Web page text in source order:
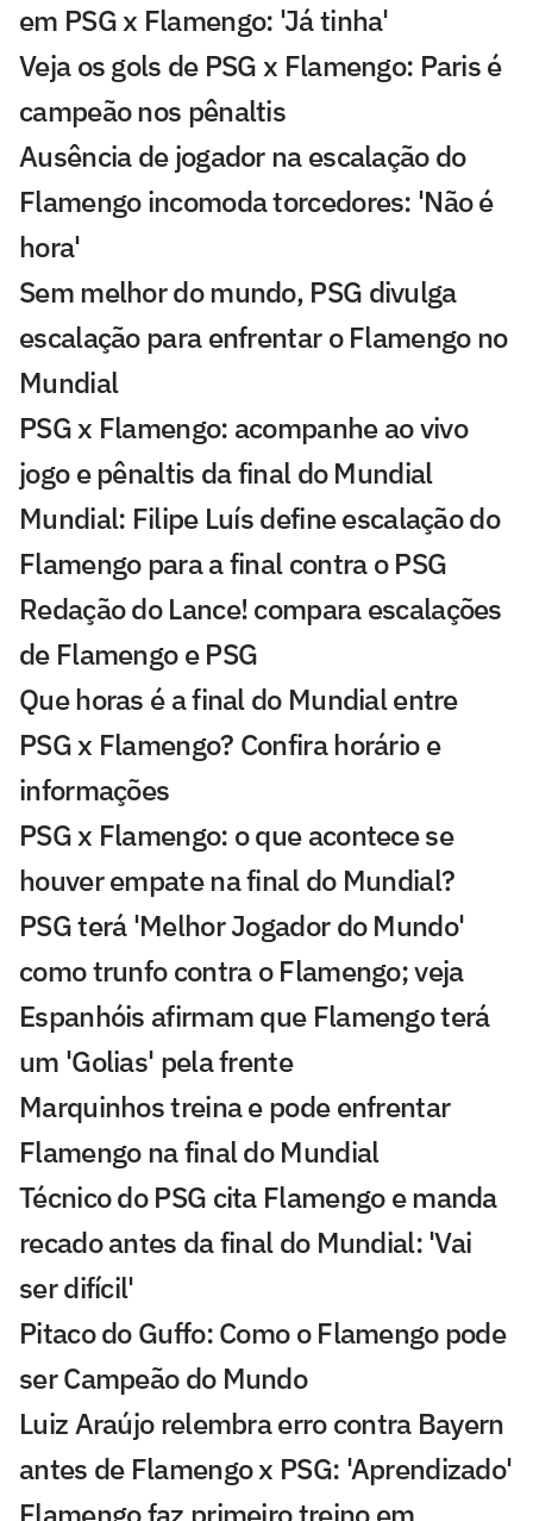
em PSG x Flamengo: 'Já tinha'
Veja os gols de PSG x Flamengo: Paris é
campeão nos pênaltis
Ausência de jogador na escalação do
Flamengo incomoda torcedores: 'Não é
hora'
Sem melhor do mundo, PSG divulga
escalação para enfrentar o Flamengo no
Mundial
PSG x Flamengo: acompanhe ao vivo
jogo e pênaltis da final do Mundial
Mundial: Filipe Luís define escalação do
Flamengo para a final contra o PSG
Redação do Lance! compara escalações
de Flamengo e PSG
Que horas é a final do Mundial entre
PSG x Flamengo? Confira horário e
informações
PSG x Flamengo: o que acontece se
houver empate na final do Mundial?
PSG terá 'Melhor Jogador do Mundo'
como trunfo contra o Flamengo; veja
Espanhóis afirmam que Flamengo terá
um 'Golias' pela frente
Marquinhos treina e pode enfrentar
Flamengo na final do Mundial
Técnico do PSG cita Flamengo e manda
recado antes da final do Mundial: 'Vai
ser difícil'
Pitaco do Guffo: Como o Flamengo pode
ser Campeão do Mundo
Luiz Araújo relembra erro contra Bayern
antes de Flamengo x PSG: 'Aprendizado'